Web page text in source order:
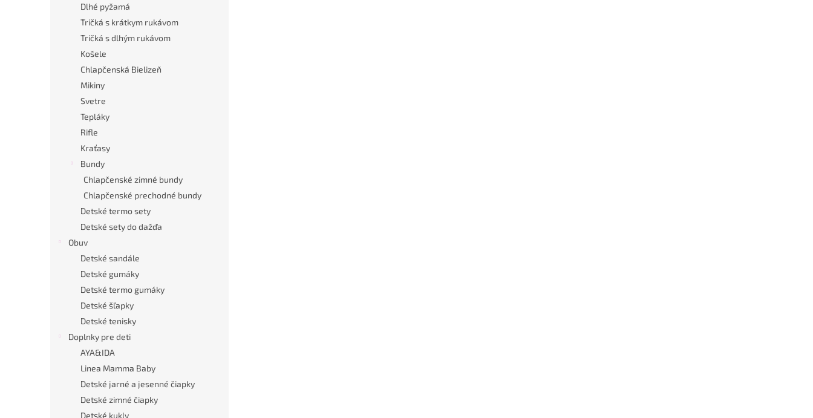
Dlhé pyžamá
Tričká s krátkym rukávom
Tričká s dlhým rukávom
Košele
Chlapčenská Bielizeň
Mikiny
Svetre
Tepláky
Rifle
Kraťasy
Bundy
Chlapčenské zimné bundy
Chlapčenské prechodné bundy
Detské termo sety
Detské sety do dažďa
Obuv
Detské sandále
Detské gumáky
Detské termo gumáky
Detské šľapky
Detské tenisky
Doplnky pre deti
AYA&IDA
Linea Mamma Baby
Detské jarné a jesenné čiapky
Detské zimné čiapky
Detské kukly